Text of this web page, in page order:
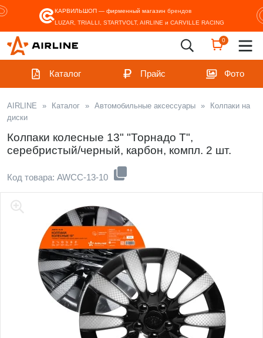
КАРВИЛЬШОП — фирменный магазин брендов
LUZAR, TRIALLI, STARTVOLT, AIRLINE и CARVILLE RACING
0
Каталог Прайс Фото
AIRLINE » Каталог » Автомобильные аксессуары »
Колпаки на
диски
Колпаки колесные 13" "Торнадо Т",
серебристый/черный, карбон, компл. 2 шт.
Код товара: AWCC-13-10